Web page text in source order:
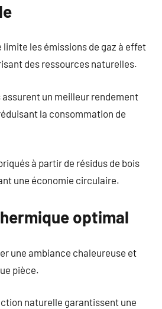
limite les émissions de gaz à effet
des ressources naturelles.
un meilleur rendement
la consommation de
à partir de résidus de bois
une économie circulaire.
optimal
une ambiance chaleureuse et
pièce.
naturelle garantissent une